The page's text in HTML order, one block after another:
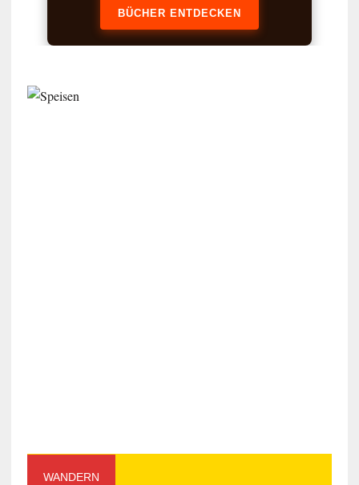
BÜCHER ENTDECKEN
WANDERN